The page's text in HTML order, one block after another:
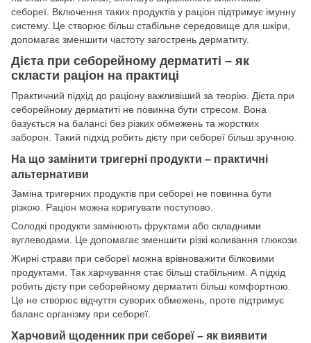
себореї. Включення таких продуктів у раціон підтримує імунну
систему. Це створює більш стабільне середовище для шкіри,
допомагає зменшити частоту загострень дерматиту.
Дієта при себорейному дерматиті – як
скласти раціон на практиці
Практичний підхід до раціону важливіший за теорію. Дієта при
себорейному дерматиті не повинна бути стресом. Вона
базується на балансі без різких обмежень та жорстких
заборон. Такий підхід робить дієту при себореї більш зручною.
На що замінити тригерні продукти – практичні
альтернативи
Заміна тригерних продуктів при себореї не повинна бути
різкою. Раціон можна коригувати поступово.
Солодкі продукти замінюють фруктами або складними
вуглеводами. Це допомагає зменшити різкі коливання глюкози.
Жирні страви при себореї можна врівноважити білковими
продуктами. Так харчування стає більш стабільним. А підхід
робить дієту при себорейному дерматиті більш комфортною.
Це не створює відчуття суворих обмежень, проте підтримує
баланс організму при себореї.
Харчовий щоденник при себореї – як виявити